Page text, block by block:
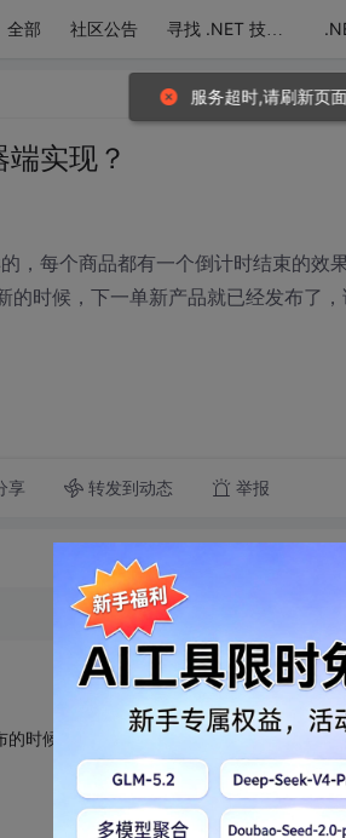
全部 社区公告 寻找 .NET 技术达人
实现？
，每个商品都有一个倒计时结束的效
时候，下一单新产品就已经发布了
享 转发到动态 举报
的时候，后台该怎么办？
服务超时,请刷新页